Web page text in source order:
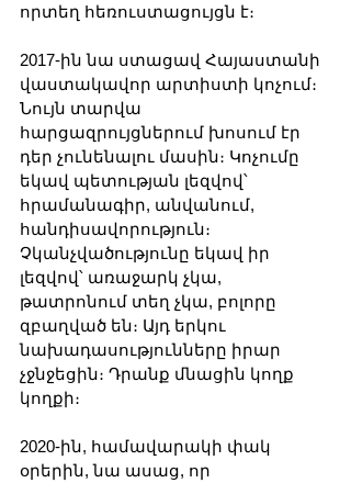
որտեղ հեռուստացույցն է։
2017-ին նա ստացավ Հայաստանի
վաստակավոր արտիստի կոչում։
Նույն տարվա
հարցազրույցներում խոսում էր
դեր չունենալու մասին։ Կոչումը
եկավ պետության լեզվով՝
հրամանագիր, անվանում,
հանդիսավորություն։
Չկանչվածությունը եկավ իր
լեզվով՝ առաջարկ չկա,
թատրոնում տեղ չկա, բոլորը
զբաղված են։ Այդ երկու
նախադասությունները իրար
չջնջեցին։ Դրանք մնացին կողք
կողքի։
2020-ին, համավարակի փակ
օրերին, նա ասաց, որ